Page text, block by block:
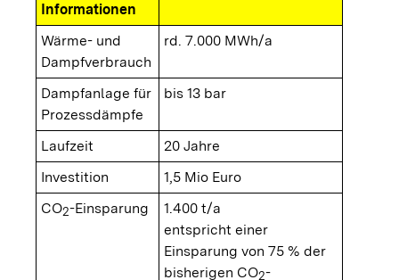
Informationen
Wärme- und
Dampfverbrauch
rd. 7.000 MWh/a
Dampfanlage für
Prozessdämpfe
bis 13 bar
Laufzeit
20 Jahre
Investition
1,5 Mio Euro
CO2-Einsparung
1.400 t/a
entspricht einer
Einsparung von 75 % der
bisherigen CO2-